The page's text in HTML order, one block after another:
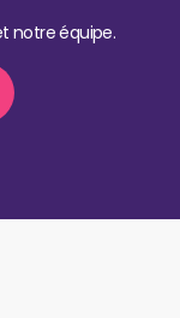
notre équipe.